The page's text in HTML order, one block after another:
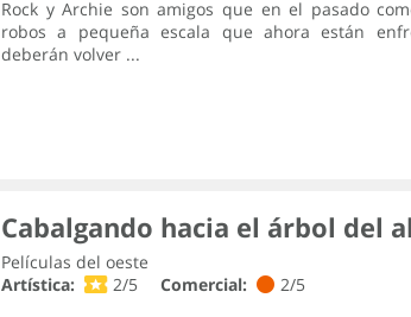
Rock y Archie son amigos que en el pasado
robos a pequeña escala que ahora están
deberán volver ...
Cabalgando hacia el árbol del
Películas del oeste
Artística:
2/5 Comercial:
2/5